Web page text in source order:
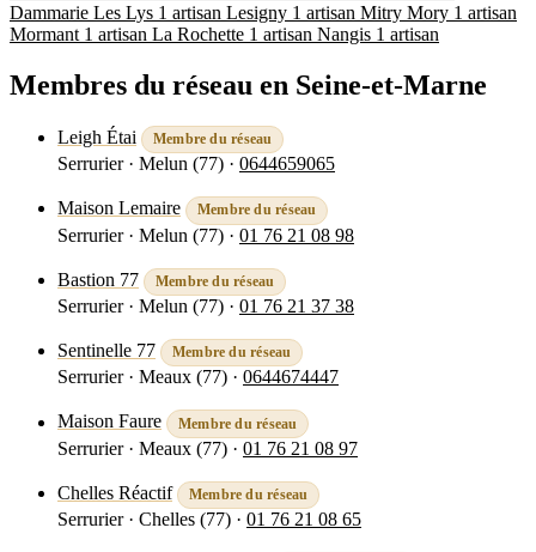
Dammarie Les Lys 1 artisan Lesigny 1 artisan Mitry Mory 1 artisan
Mormant 1 artisan La Rochette 1 artisan Nangis 1 artisan
Membres du réseau en Seine-et-Marne
Leigh Étai Membre du réseau
Serrurier · Melun (77) · 0644659065
Maison Lemaire
Membre du réseau
Serrurier · Melun (77) · 01 76 21 08 98
Bastion 77
Membre du réseau
Serrurier · Melun (77) · 01 76 21 37 38
Sentinelle 77
Membre du réseau
Serrurier · Meaux (77) · 0644674447
Maison Faure
Membre du réseau
Serrurier · Meaux (77) · 01 76 21 08 97
Chelles Réactif
Membre du réseau
Serrurier · Chelles (77) · 01 76 21 08 65